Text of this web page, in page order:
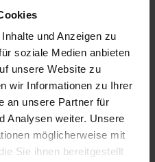
und Anzeigen zu
soziale Medien anbieten
unsere Website zu
wir Informationen zu Ihrer
an unsere Partner für
Analysen weiter. Unsere
möglicherweise mit
Sie ihnen bereitgestellt
Newsletter und
oder Aktion.